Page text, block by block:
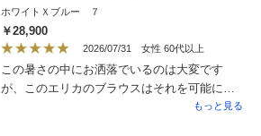
ホワイトＸブルー ７
￥28,900
2026/07/31 女性 60代以上
この暑さの中にお洒落でいるのは大変です
が、このエリカのブラウスはそれを可能にし
てくれそうです。私は上半身はS下半身がL
もっと見る